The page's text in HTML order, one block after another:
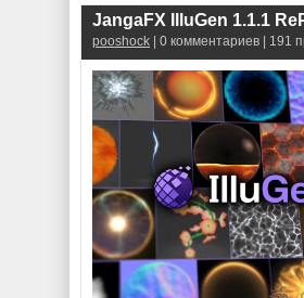
JangaFX IlluGen 1.1.1
pooshock | 0 комментариев | 191